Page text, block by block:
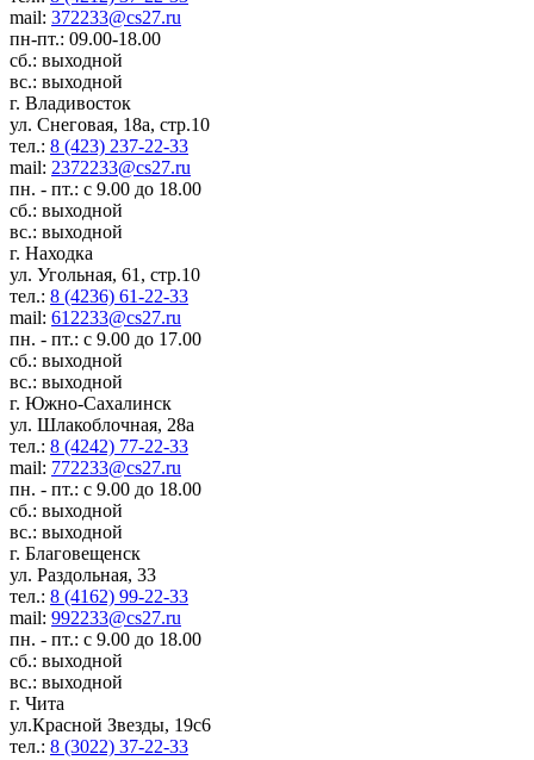
mail: 372233@cs27.ru
пн-пт.: 09.00-18.00
сб.: выходной
вс.: выходной
г. Владивосток
ул. Снеговая, 18а, стр.10
тел.: 8 (423) 237-22-33
mail: 2372233@cs27.ru
пн. - пт.: с 9.00 до 18.00
сб.: выходной
вс.: выходной
г. Находка
ул. Угольная, 61, стр.10
тел.: 8 (4236) 61-22-33
mail: 612233@cs27.ru
пн. - пт.: с 9.00 до 17.00
сб.: выходной
вс.: выходной
г. Южно-Сахалинск
ул. Шлакоблочная, 28а
тел.: 8 (4242) 77-22-33
mail: 772233@cs27.ru
пн. - пт.: с 9.00 до 18.00
сб.: выходной
вс.: выходной
г. Благовещенск
ул. Раздольная, 33
тел.: 8 (4162) 99-22-33
mail: 992233@cs27.ru
пн. - пт.: с 9.00 до 18.00
сб.: выходной
вс.: выходной
г. Чита
ул.Красной Звезды, 19с6
тел.: 8 (3022) 37-22-33